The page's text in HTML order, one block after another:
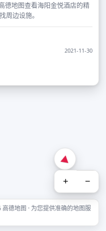
德地图查看海阳金悦酒店的精
周边设施。
2021-11-30
+ −
德地图 · 为您提供准确的地图服